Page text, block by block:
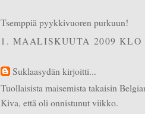
Tsemppiä pyykkivuoren purkuun!
1. MAALISKUUTA 2009 KLO
Suklaasydän kirjoitti...
Tuollaisista maisemista takaisin
Kiva, että oli onnistunut viikko.